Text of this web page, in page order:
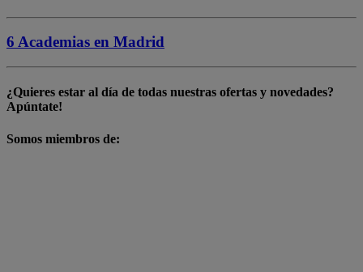
6 Academias en Madrid
¿Quieres estar al día de todas nuestras ofertas y novedades?
Apúntate!
Somos miembros de: